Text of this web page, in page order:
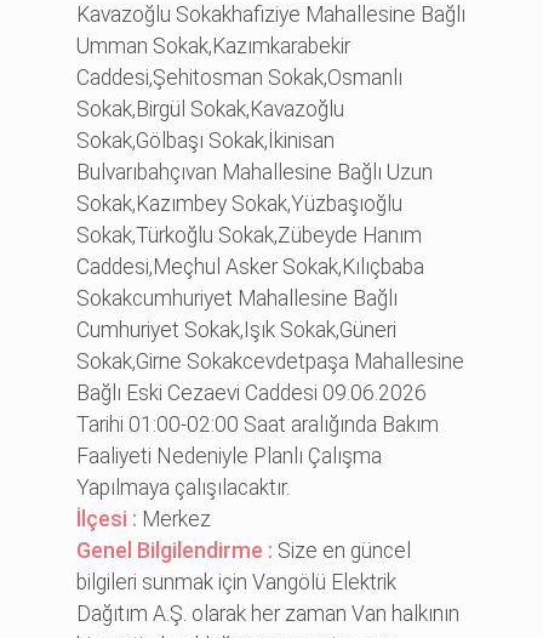
Kavazoğlu Sokakhafiziye Mahallesine Bağlı
Umman Sokak,Kazımkarabekir
Caddesi,Şehitosman Sokak,Osmanlı
Sokak,Birgül Sokak,Kavazoğlu
Sokak,Gölbaşı Sokak,İkinisan
Bulvarıbahçıvan Mahallesine Bağlı Uzun
Sokak,Kazımbey Sokak,Yüzbaşıoğlu
Sokak,Türkoğlu Sokak,Zübeyde Hanım
Caddesi,Meçhul Asker Sokak,Kılıçbaba
Sokakcumhuriyet Mahallesine Bağlı
Cumhuriyet Sokak,Işık Sokak,Güneri
Sokak,Girne Sokakcevdetpaşa Mahallesine
Bağlı Eski Cezaevi Caddesi 09.06.2026
Tarihi 01:00-02:00 Saat aralığında Bakım
Faaliyeti Nedeniyle Planlı Çalışma
Yapılmaya çalışılacaktır.
İlçesi : Merkez
Genel Bilgilendirme : Size en güncel
bilgileri sunmak için Vangölü Elektrik
Dağıtım A.Ş. olarak her zaman Van halkının